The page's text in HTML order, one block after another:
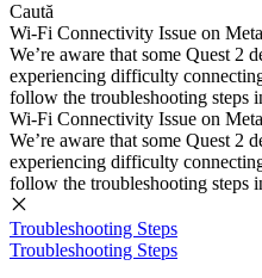
Caută
Wi-Fi Connectivity Issue on
We’re aware that some Quest 2
experiencing difficulty
follow the troubleshooting steps
Wi-Fi Connectivity Issue on
We’re aware that some Quest 2
experiencing difficulty
follow the troubleshooting steps
Troubleshooting Steps
Troubleshooting Steps